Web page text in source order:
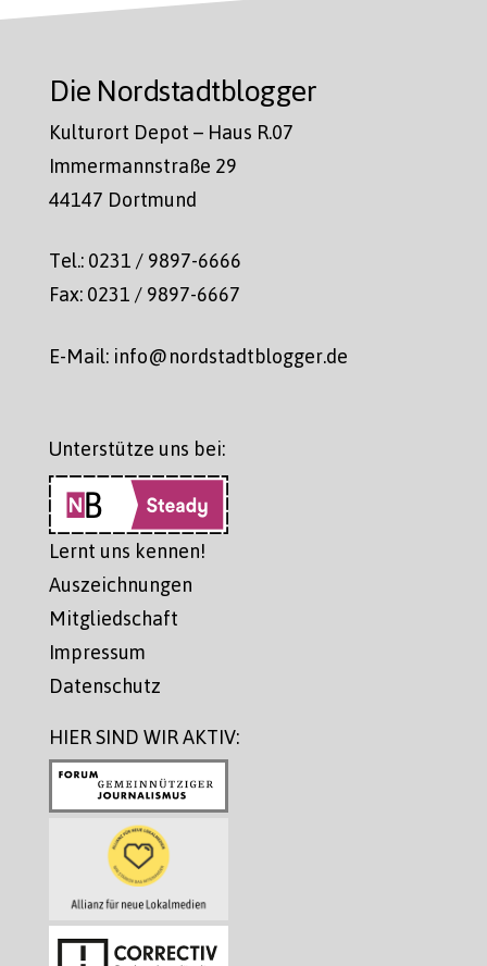
Die Nordstadtblogger
Kulturort Depot – Haus R.07
Immermannstraße 29
44147 Dortmund
Tel.: 0231 / 9897-6666
Fax: 0231 / 9897-6667
E-Mail: info@nordstadtblogger.de
Unterstütze uns bei:
Lernt uns kennen!
Auszeichnungen
Mitgliedschaft
Impressum
Datenschutz
HIER SIND WIR AKTIV: